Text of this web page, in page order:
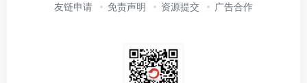
友链申请 免责声明 资源提交 广告合作